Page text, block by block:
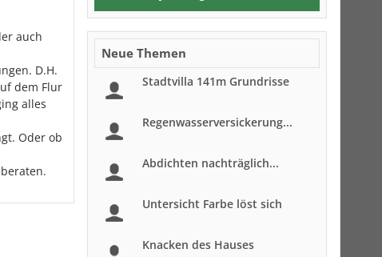
auch
D.H.
dem Flur
alles
Oder ob
Neue Themen
Stadtvilla 141m Grundrisse
Regenwasserversickerung...
Abdichten nachträglich...
Untersicht Farbe löst sich
Knacken des Hauses